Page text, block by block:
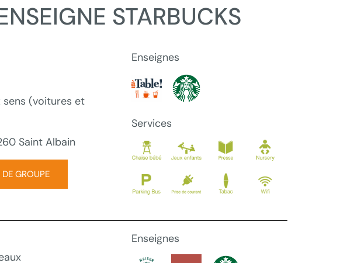
STARBUCKS
sens (voitures et
Saint Albain
GROUPE
Enseignes
Services
Enseignes